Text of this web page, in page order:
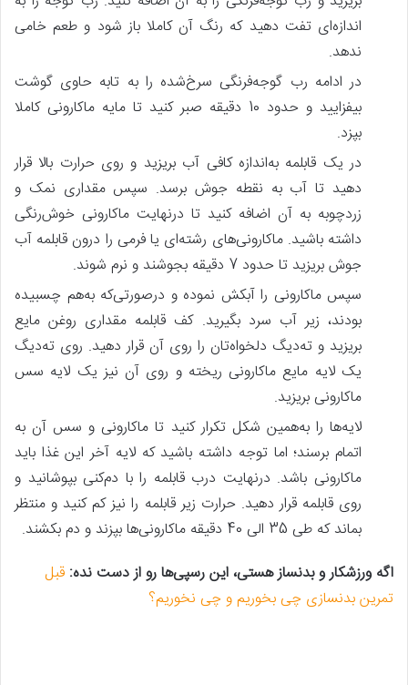
اندازه‌ای تفت دهید که رنگ آن کاملا باز شود و طعم خامی
ندهد.
در ادامه رب گوجه‌فرنگی سرخ‌شده را به تابه حاوی گوشت
بیفزایید و حدود 10 دقیقه صبر کنید تا مایه ماکارونی کاملا
بپزد.
در یک قابلمه به‌اندازه کافی آب بریزید و روی حرارت بالا قرار
دهید تا آب به نقطه جوش برسد. سپس مقداری نمک و
زردچوبه به آن اضافه کنید تا درنهایت ماکارونی خوش‌رنگی
داشته باشید. ماکارونی‌های رشته‌ای یا فرمی را درون قابلمه آب
جوش بریزید تا حدود 7 دقیقه بجوشند و نرم شوند.
سپس ماکارونی را آبکش نموده و درصورتی‌که به‌هم چسبیده
بودند، زیر آب سرد بگیرید. کف قابلمه مقداری روغن مایع
بریزید و ته‌دیگ دلخواه‌تان را روی آن قرار دهید. روی ته‌دیگ
یک لایه مایع ماکارونی ریخته و روی آن نیز یک لایه سس
ماکارونی بریزید.
لایه‌ها را به‌همین شکل تکرار کنید تا ماکارونی و سس آن به
اتمام برسند؛ اما توجه داشته باشید که لایه آخر این غذا باید
ماکارونی باشد. درنهایت درب قابلمه را با دم‌کنی بپوشانید و
روی قابلمه قرار دهید. حرارت زیر قابلمه را نیز کم کنید و منتظر
بماند که طی 35 الی 40 دقیقه ماکارونی‌ها بپزند و دم بکشند.
اگه ورزشکار و بدنساز هستی، این رسپی‌ها رو از دست نده: قبل
تمرین بدنسازی چی بخوریم و چی نخوریم؟